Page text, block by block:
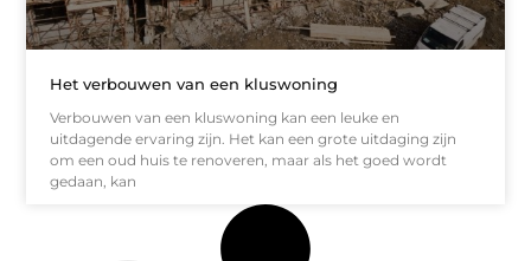
Het verbouwen van een kluswoning
Verbouwen van een kluswoning kan een leuke en
uitdagende ervaring zijn. Het kan een grote uitdaging zijn
om een oud huis te renoveren, maar als het goed wordt
gedaan, kan